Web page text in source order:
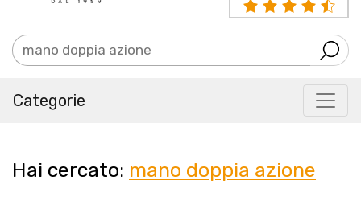
Categorie
Hai cercato: mano doppia azione